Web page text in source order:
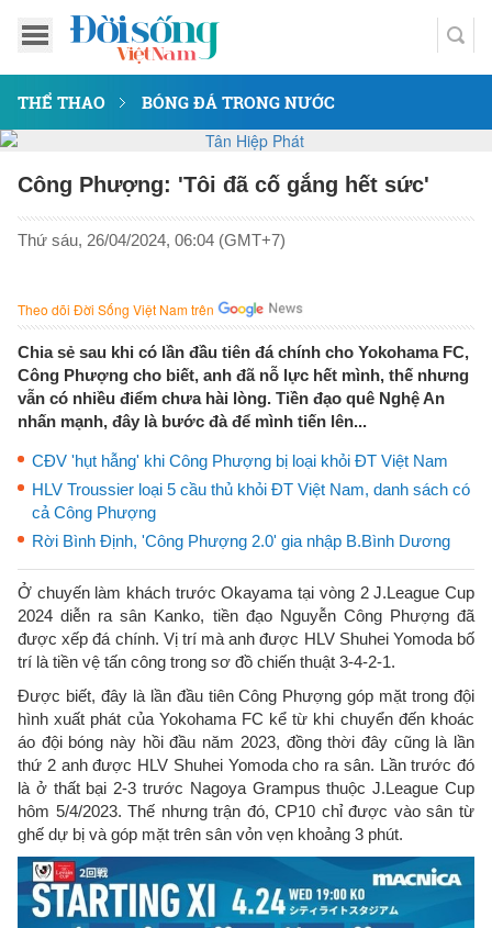
THỂ THAO BÓNG ĐÁ TRONG NƯỚC
Công Phượng: 'Tôi đã cố gắng hết sức'
Thứ sáu, 26/04/2024, 06:04 (GMT+7)
Theo dõi Đời Sống Việt Nam trên
Chia sẻ sau khi có lần đầu tiên đá chính cho Yokohama FC,
Công Phượng cho biết, anh đã nỗ lực hết mình, thế nhưng
vẫn có nhiều điểm chưa hài lòng. Tiền đạo quê Nghệ An
nhấn mạnh, đây là bước đà để mình tiến lên...
CĐV 'hụt hẫng' khi Công Phượng bị loại khỏi ĐT Việt Nam
HLV Troussier loại 5 cầu thủ khỏi ĐT Việt Nam, danh sách có
cả Công Phượng
Rời Bình Định, 'Công Phượng 2.0' gia nhập B.Bình Dương
Ở chuyến làm khách trước Okayama tại vòng 2 J.League Cup
2024 diễn ra sân Kanko, tiền đạo Nguyễn Công Phượng đã
được xếp đá chính. Vị trí mà anh được HLV Shuhei Yomoda bố
trí là tiền vệ tấn công trong sơ đồ chiến thuật 3-4-2-1.
Được biết, đây là lần đầu tiên Công Phượng góp mặt trong đội
hình xuất phát của Yokohama FC kể từ khi chuyển đến khoác
áo đội bóng này hồi đầu năm 2023, đồng thời đây cũng là lần
thứ 2 anh được HLV Shuhei Yomoda cho ra sân. Lần trước đó
là ở thất bại 2-3 trước Nagoya Grampus thuộc J.League Cup
hôm 5/4/2023. Thế nhưng trận đó, CP10 chỉ được vào sân từ
ghế dự bị và góp mặt trên sân vỏn vẹn khoảng 3 phút.